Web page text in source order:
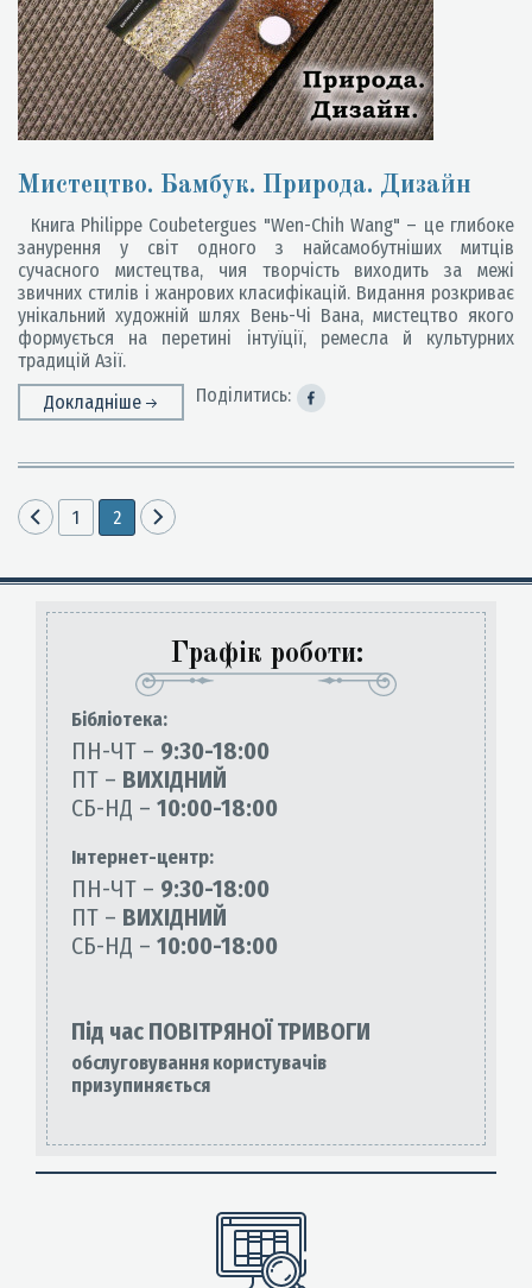
Мистецтво. Бамбук. Природа. Дизайн
Книга Philippe Coubetergues "Wen-Chih Wang" – це глибоке
занурення у світ одного з найсамобутніших митців
сучасного мистецтва, чия творчість виходить за межі
звичних стилів і жанрових класифікацій. Видання розкриває
унікальний художній шлях Вень-Чі Вана, мистецтво якого
формується на перетині інтуїції, ремесла й культурних
традицій Азії.
Докладніше
Поділитись:
1 2
Графік роботи:
Бiблiотека:
ПН-ЧТ – 9:30-18:00
ПТ – ВИХІДНИЙ
СБ-НД – 10:00-18:00
Інтернет-центр:
ПН-ЧТ – 9:30-18:00
ПТ – ВИХІДНИЙ
СБ-НД – 10:00-18:00
Під час ПОВІТРЯНОЇ ТРИВОГИ
обслуговування користувачів
призупиняється